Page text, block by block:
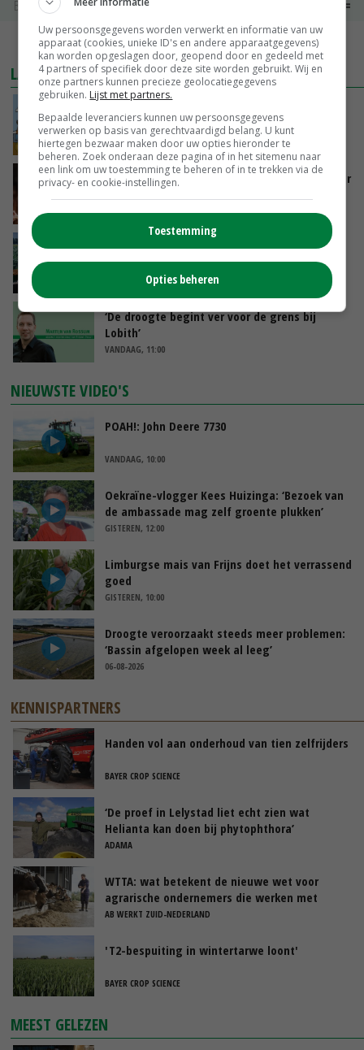
Bintje Info
MEER MARKTPRIJZEN
LAATSTE NIEUWS
groot: Nederland in Europese top
VANDAAG, 15:33
Vlaamse varkensstapel krimpt, pluimveesector
groeit door schaalvergroting
VANDAAG, 15:20
‘Cijfer jezelf niet weg en doe vooral ook waar
je gelukkig van wordt’
VANDAAG, 13:31
‘De droogte begint ver voor de grens bij
Lobith’
VANDAAG, 11:00
NIEUWSTE VIDEO'S
POAH!: John Deere 7730
VANDAAG, 10:00
Oekraïne-vlogger Kees Huizinga: ‘Bezoek van
de ambassade mag zelf groente plukken’
GISTEREN, 12:00
Limburgse mais van Frijns doet het verrassend
goed
GISTEREN, 10:00
Droogte veroorzaakt steeds meer problemen:
‘Bassin afgelopen week al leeg’
06-08-2026
KENNISPARTNERS
Handen vol aan onderhoud van tien zelfrijders
BAYER CROP SCIENCE
‘De proef in Lelystad liet echt zien wat
Helianta kan doen bij phytophthora’
ADAMA
WTTA: wat betekent de nieuwe wet voor
agrarische ondernemers die werken met
uitzendkrachten?
AB WERKT ZUID-NEDERLAND
'T2-bespuiting in wintertarwe loont'
BAYER CROP SCIENCE
MEEST GELEZEN
Uw persoonsgegevens worden verwerkt en informatie van uw
apparaat (cookies, unieke ID's en andere apparaatgegevens)
kan worden opgeslagen door, geopend door en gedeeld met
4 partners of specifiek door deze site worden gebruikt. Wij en
onze partners kunnen precieze geolocatiegegevens
gebruiken. Lijst met partners.
Bepaalde leveranciers kunnen uw persoonsgegevens
verwerken op basis van gerechtvaardigd belang. U kunt
hiertegen bezwaar maken door uw opties hieronder te
beheren. Zoek onderaan deze pagina of in het sitemenu naar
een link om uw toestemming te beheren of in te trekken via de
privacy- en cookie-instellingen.
Toestemming
Opties beheren